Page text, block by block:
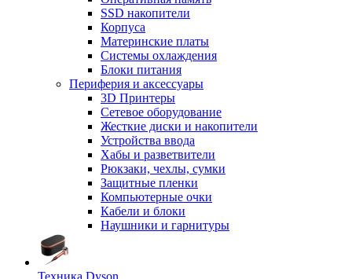
SSD накопители
Корпуса
Материнские платы
Системы охлаждения
Блоки питания
Периферия и аксессуары
3D Принтеры
Сетевое оборудование
Жесткие диски и накопители
Устройства ввода
Хабы и разветвители
Рюкзаки, чехлы, сумки
Защитные пленки
Компьютерные очки
Кабели и блоки
Наушники и гарнитуры
Техника Dyson